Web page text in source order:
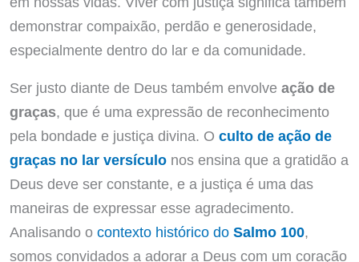
demonstrar compaixão, perdão e generosidade,
especialmente dentro do lar e da comunidade.
Ser justo diante de Deus também envolve ação de
graças, que é uma expressão de reconhecimento
pela bondade e justiça divina. O culto de ação de
graças no lar versículonos ensina que a gratidão a
Deus deve ser constante, e a justiça é uma das
maneiras de expressar esse agradecimento.
Analisando o contexto histórico do Salmo 100,
somos convidados a adorar a Deus com um coração